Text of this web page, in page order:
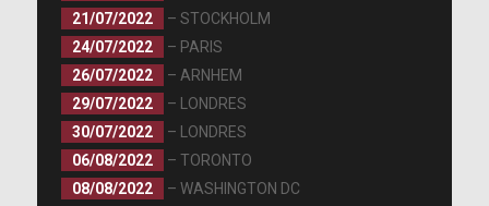
21/07/2022
– STOCKHOLM
24/07/2022
– PARIS
26/07/2022
– ARNHEM
29/07/2022
– LONDRES
30/07/2022
– LONDRES
06/08/2022
– TORONTO
08/08/2022
– WASHINGTON DC